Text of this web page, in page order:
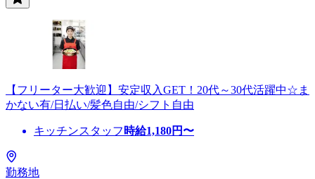
【フリーター大歓迎】安定収入GET！20代～30代活躍中☆ま
かない有/日払い/髪色自由/シフト自由
キッチンスタッフ 時給1,180円〜
勤務地